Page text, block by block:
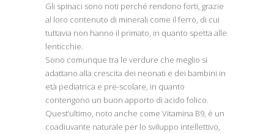
Gli spinaci sono noti perché rendono forti, grazie
al loro contenuto di minerali come il ferro, di cui
tuttavia non hanno il primato, in quanto spetta alle
lenticchie.
Sono comunque tra le verdure che meglio si
adattano alla crescita dei neonati e dei bambini in
età pediatrica e pre-scolare, in quanto
contengono un buon apporto di acido folico.
Quest’ultimo, noto anche come Vitamina B9, è un
coadiuvante naturale per lo sviluppo intellettivo,